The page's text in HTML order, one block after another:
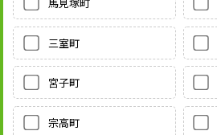
馬見塚町
三室町
宮子町
宗高町